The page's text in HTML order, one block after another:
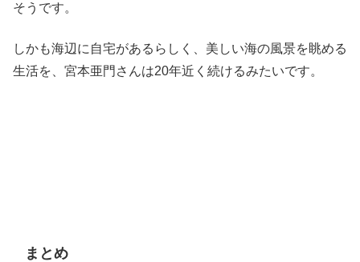
そうです。
しかも海辺に自宅があるらしく、美しい海の風景を眺める
生活を、宮本亜門さんは20年近く続けるみたいです。
まとめ